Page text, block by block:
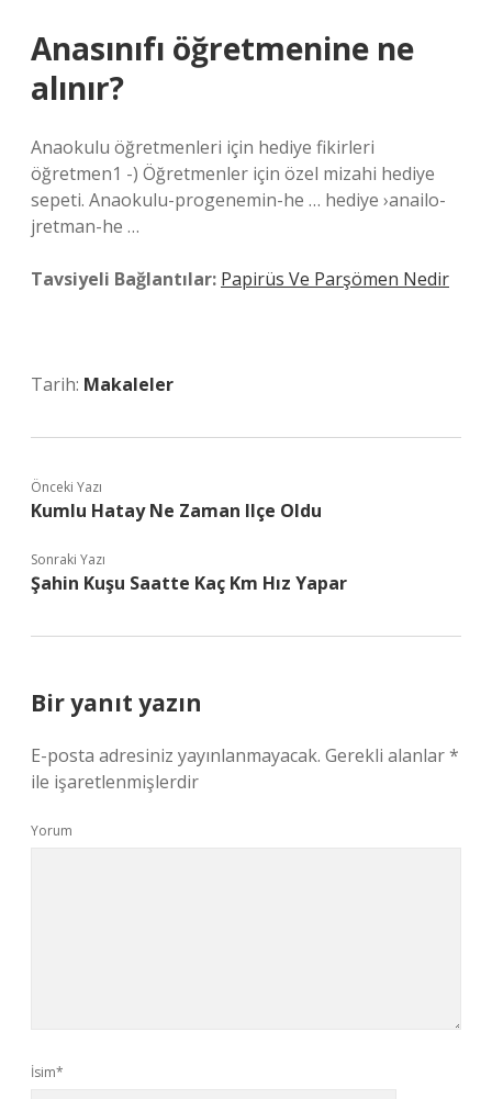
Anasınıfı öğretmenine ne
alınır?
Anaokulu öğretmenleri için hediye fikirleri
öğretmen1 -) Öğretmenler için özel mizahi hediye
sepeti. Anaokulu-progenemin-he … hediye ›anailo-
jretman-he …
Tavsiyeli Bağlantılar: Papirüs Ve Parşömen Nedir
Tarih: Makaleler
Önceki Yazı
Kumlu Hatay Ne Zaman Ilçe Oldu
Sonraki Yazı
Şahin Kuşu Saatte Kaç Km Hız Yapar
Bir yanıt yazın
E-posta adresiniz yayınlanmayacak. Gerekli alanlar*
ile işaretlenmişlerdir
Yorum
İsim*